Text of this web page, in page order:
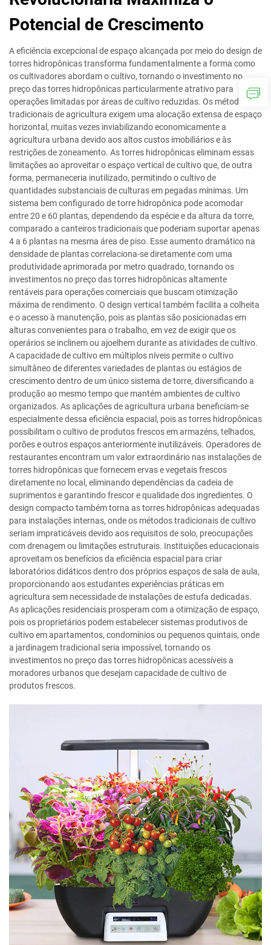
Potencial de Crescimento
A eficiência excepcional de espaço alcançada por meio do design de
torres hidropônicas transforma fundamentalmente a forma como
os cultivadores abordam o cultivo, tornando o investimento no
preço das torres hidropônicas particularmente atrativo para
operações limitadas por áreas de cultivo reduzidas. Os métodos
tradicionais de agricultura exigem uma alocação extensa de espaço
horizontal, muitas vezes inviabilizando economicamente a
agricultura urbana devido aos altos custos imobiliários e às
restrições de zoneamento. As torres hidropônicas eliminam essas
limitações ao aproveitar o espaço vertical de cultivo que, de outra
forma, permaneceria inutilizado, permitindo o cultivo de
quantidades substanciais de culturas em pegadas mínimas. Um
sistema bem configurado de torre hidropônica pode acomodar
entre 20 e 60 plantas, dependendo da espécie e da altura da torre,
comparado a canteiros tradicionais que poderiam suportar apenas
4 a 6 plantas na mesma área de piso. Esse aumento dramático na
densidade de plantas correlaciona-se diretamente com uma
produtividade aprimorada por metro quadrado, tornando os
investimentos no preço das torres hidropônicas altamente
rentáveis para operações comerciais que buscam otimização
máxima de rendimento. O design vertical também facilita a colheita
e o acesso à manutenção, pois as plantas são posicionadas em
alturas convenientes para o trabalho, em vez de exigir que os
operários se inclinem ou ajoelhem durante as atividades de cultivo.
A capacidade de cultivo em múltiplos níveis permite o cultivo
simultâneo de diferentes variedades de plantas ou estágios de
crescimento dentro de um único sistema de torre, diversificando a
produção ao mesmo tempo que mantém ambientes de cultivo
organizados. As aplicações de agricultura urbana beneficiam-se
especialmente dessa eficiência espacial, pois as torres hidropônicas
possibilitam o cultivo de produtos frescos em armazéns, telhados,
porões e outros espaços anteriormente inutilizáveis. Operadores de
restaurantes encontram um valor extraordinário nas instalações de
torres hidropônicas que fornecem ervas e vegetais frescos
diretamente no local, eliminando dependências da cadeia de
suprimentos e garantindo frescor e qualidade dos ingredientes. O
design compacto também torna as torres hidropônicas adequadas
para instalações internas, onde os métodos tradicionais de cultivo
seriam impraticáveis devido aos requisitos de solo, preocupações
com drenagem ou limitações estruturais. Instituições educacionais
aproveitam os benefícios da eficiência espacial para criar
laboratórios didáticos dentro dos próprios espaços de sala de aula,
proporcionando aos estudantes experiências práticas em
agricultura sem necessidade de instalações de estufa dedicadas.
As aplicações residenciais prosperam com a otimização de espaço,
pois os proprietários podem estabelecer sistemas produtivos de
cultivo em apartamentos, condomínios ou pequenos quintais, onde
a jardinagem tradicional seria impossível, tornando os
investimentos no preço das torres hidropônicas acessíveis a
moradores urbanos que desejam capacidade de cultivo de
produtos frescos.